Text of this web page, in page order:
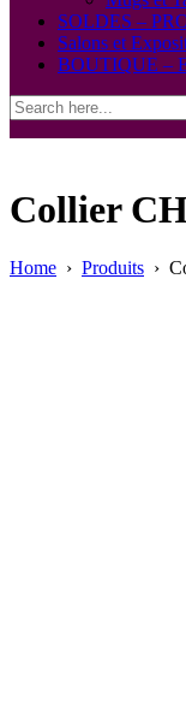
SOLDES –
Salons et
BOUTIQUE –
Collier
Home › Produits ›